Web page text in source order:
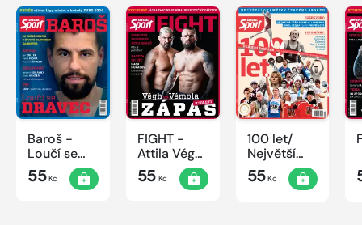
Baroš -
Loučí se
dravec
55Kč
FIGHT -
Attila Végh
vs. Karlos
Vémola
55Kč
100 let/
Největší
okamžiky
českého
55Kč